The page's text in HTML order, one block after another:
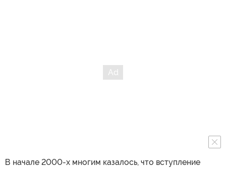
В начале 2000-х многим казалось, что вступление